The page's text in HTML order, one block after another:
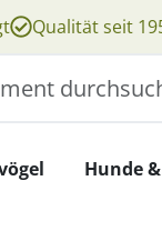
Qualität seit
Hunde